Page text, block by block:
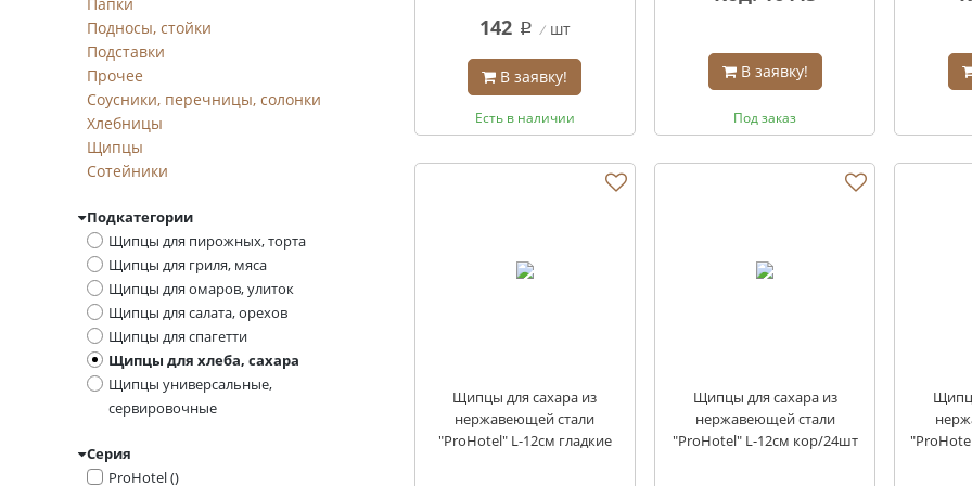
Подносы, стойки
Подставки
Прочее
Соусники, перечницы, солонки
Хлебницы
Щипцы
Сотейники
Подкатегории
Щипцы для пирожных, торта
Щипцы для гриля, мяса
Щипцы для омаров, улиток
Щипцы для салата, орехов
Щипцы для спагетти
Щипцы для хлеба, сахара
Щипцы универсальные,
сервировочные
Серия
ProHotel ()
142 q шт
В заявку!
Есть в наличии
В заявку!
Под заказ
Щипцы для сахара из
нержавеющей стали
"ProHotel" L-12см гладкие
Щипцы для сахара из
нержавеющей стали
"ProHotel" L-12см кор/24шт